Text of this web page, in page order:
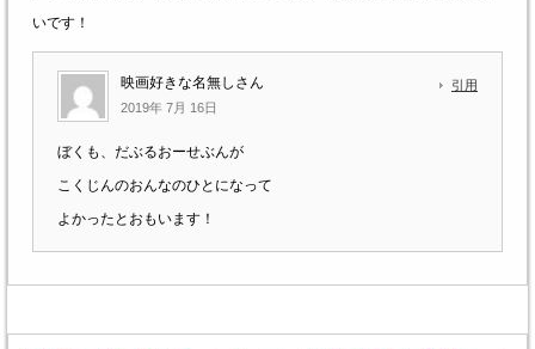
いです！
映画好きな名無しさん
2019年 7月 16日
引用
ぼくも、だぶるおーせぶんが
こくじんのおんなのひとになって
よかったとおもいます！